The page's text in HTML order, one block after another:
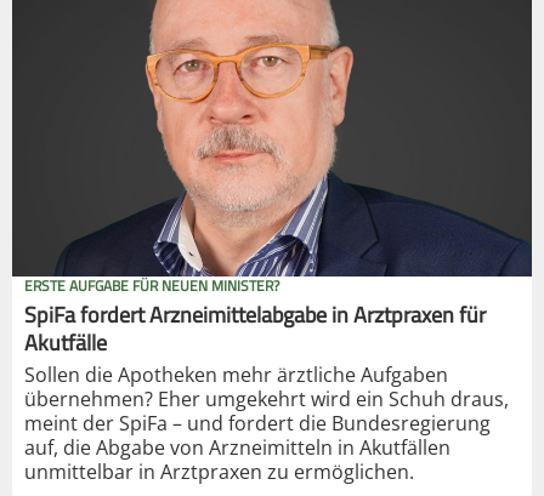
ERSTE AUFGABE FÜR NEUEN MINISTER?
SpiFa fordert Arzneimittelabgabe in Arztpraxen für
Akutfälle
Sollen die Apotheken mehr ärztliche Aufgaben
übernehmen? Eher umgekehrt wird ein Schuh draus,
meint der SpiFa – und fordert die Bundesregierung
auf, die Abgabe von Arzneimitteln in Akutfällen
unmittelbar in Arztpraxen zu ermöglichen.